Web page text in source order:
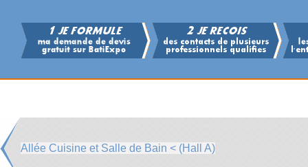
Allée Cuisine et Salle de Bain < (Hall A)